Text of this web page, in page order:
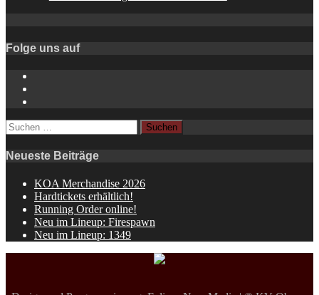
Folge uns auf
Suchen
nach:
Neueste Beiträge
KOA Merchandise 2026
Hardtickets erhältlich!
Running Order online!
Neu im Lineup: Firespawn
Neu im Lineup: 1349